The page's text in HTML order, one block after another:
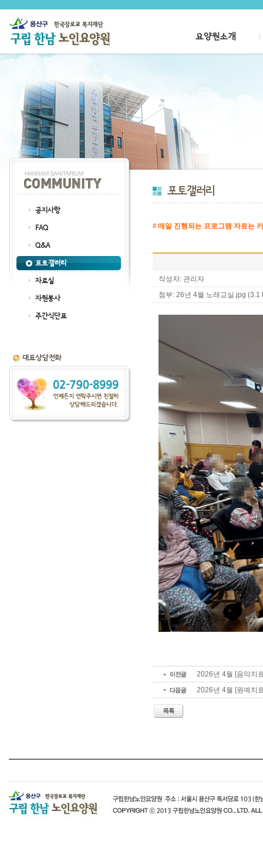
요양원소개
공지사항
FAQ
Q&A
포토갤러리
자료실
자원봉사
주간식단표
# 매일 진행되는 프로그램 자료는
작성자: 관리자
첨부: 26년 4월 노래교실.jpg (3.1
2026년 4월 [음악치
2026년 4월 [원예치